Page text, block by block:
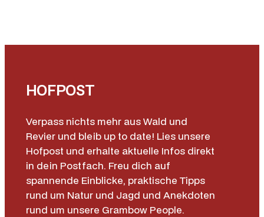
HOFPOST
Verpass nichts mehr aus Wald und
Revier und bleib up to date! Lies unsere
Hofpost und erhalte aktuelle Infos direkt
in dein Postfach. Freu dich auf
spannende Einblicke, praktische Tipps
rund um Natur und Jagd und Anekdoten
rund um unsere Grambow People.